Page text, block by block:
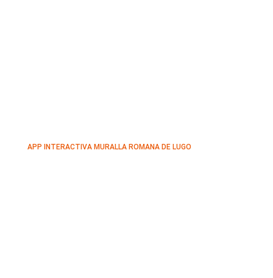
APP INTERACTIVA MURALLA ROMANA DE LUGO